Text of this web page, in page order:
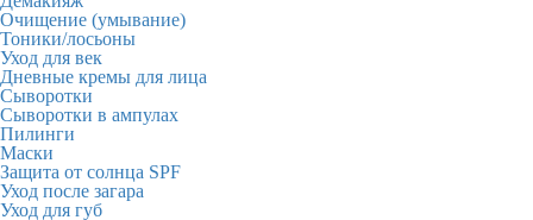
Очищение (умывание)
Тоники/лосьоны
Уход для век
Дневные кремы для лица
Сыворотки
Сыворотки в ампулах
Пилинги
Маски
Защита от солнца SPF
Уход после загара
Уход для губ